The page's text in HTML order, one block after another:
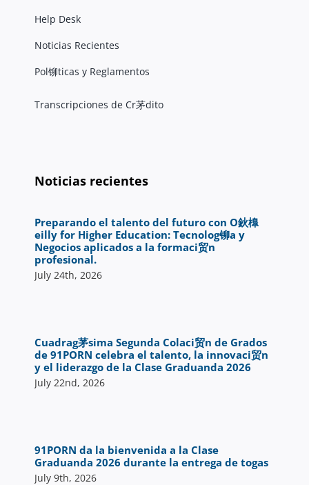
Help Desk
Noticias Recientes
Pol铆ticas y Reglamentos
Transcripciones de Cr茅dito
Noticias recientes
Preparando el talento del futuro con O鈥橰
eilly for Higher Education: Tecnolog铆a y
Negocios aplicados a la formaci贸n
profesional.
July 24th, 2026
Cuadrag茅sima Segunda Colaci贸n de Grados
de 91PORN celebra el talento, la innovaci贸n
y el liderazgo de la Clase Graduanda 2026
July 22nd, 2026
91PORN da la bienvenida a la Clase
Graduanda 2026 durante la entrega de togas
July 9th, 2026